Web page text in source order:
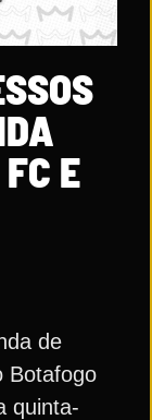
E
de
Botafogo
quinta-